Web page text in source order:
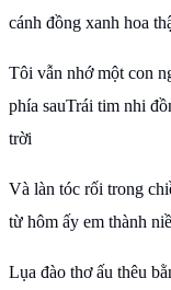
cánh đồng xanh hoa
Tôi vẫn nhớ một con
phía sauTrái tim nhi
trời
Và làn tóc rối trong
từ hôm ấy em thành
Lụa đào thơ ấu thêu